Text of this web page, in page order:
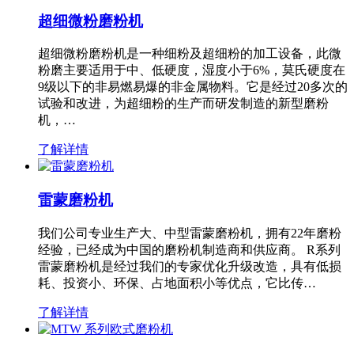
超细微粉磨粉机
超细微粉磨粉机是一种细粉及超细粉的加工设备，此微
粉磨主要适用于中、低硬度，湿度小于6%，莫氏硬度在
9级以下的非易燃易爆的非金属物料。它是经过20多次的
试验和改进，为超细粉的生产而研发制造的新型磨粉
机，…
了解详情
雷蒙磨粉机
我们公司专业生产大、中型雷蒙磨粉机，拥有22年磨粉
经验，已经成为中国的磨粉机制造商和供应商。 R系列
雷蒙磨粉机是经过我们的专家优化升级改造，具有低损
耗、投资小、环保、占地面积小等优点，它比传…
了解详情